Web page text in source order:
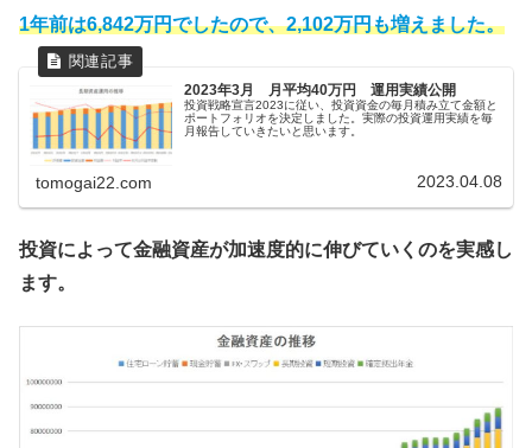
1年前は6,842万円でしたので、2,102万円も増えました。
2023年3月 月平均40万円 運用実績公開
投資戦略宣言2023に従い、投資資金の毎月積み立て金額と
ポートフォリオを決定しました。実際の投資運用実績を毎
月報告していきたいと思います。
tomogai22.com 2023.04.08
投資によって金融資産が加速度的に伸びていくのを実感し
ます。